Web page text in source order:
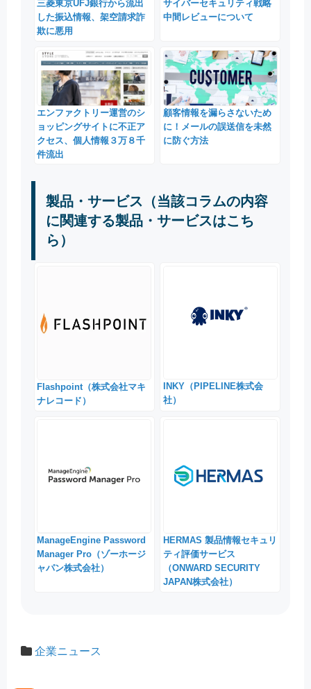
三菱東京UFJ銀行から流出
した振込情報、架空請求詐
欺に悪用
サイバーセキュリティ戦略
中間レビューについて
エンファクトリー運営のシ
ョッピングサイトに不正ア
クセス、個人情報３万８千
件流出
顧客情報を漏らさないため
に！メールの誤送信を未然
に防ぐ方法
製品・サービス（当該コラムの内容
に関連する製品・サービスはこち
ら）
Flashpoint（株式会社マキ
ナレコード）
INKY（PIPELINE株式会
社）
ManageEngine Password
Manager Pro（ゾーホージ
ャパン株式会社）
HERMAS 製品情報セキュリ
ティ評価サービス
（ONWARD SECURITY
JAPAN株式会社）
企業ニュース